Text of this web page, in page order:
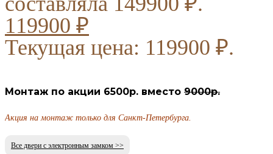
119900 ₽
Текущая цена: 119900 ₽.
Монтаж по акции 6500р. вместо 9000р.
Акция на монтаж только для Санкт-Петербурга.
Все двери с электронным замком >>